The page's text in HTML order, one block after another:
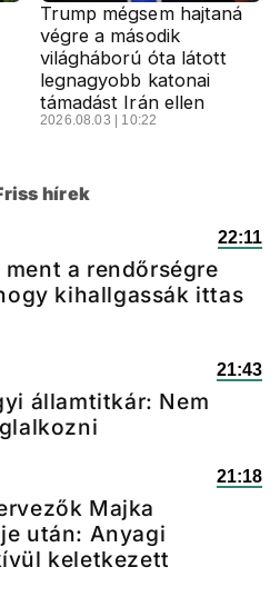
Trump mégsem hajtaná
végre a második
világháború óta látott
legnagyobb katonai
támadást Irán ellen
2026.08.03 | 10:22
hírek
22:11
a rendőrségre
kihallgassák ittas
21:43
államtitkár: Nem
21:18
Majka
után: Anyagi
keletkezett